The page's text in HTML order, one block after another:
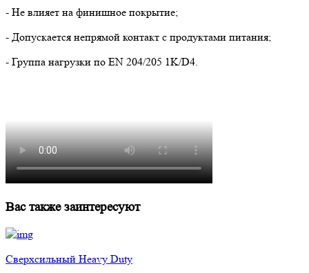
- Не влияет на финишное покрытие;
- Допускается непрямой контакт с продуктами питания;
- Группа нагрузки по EN 204/205 1K/D4.
Вас также заинтересуют
Сверхсильный Heavy Duty